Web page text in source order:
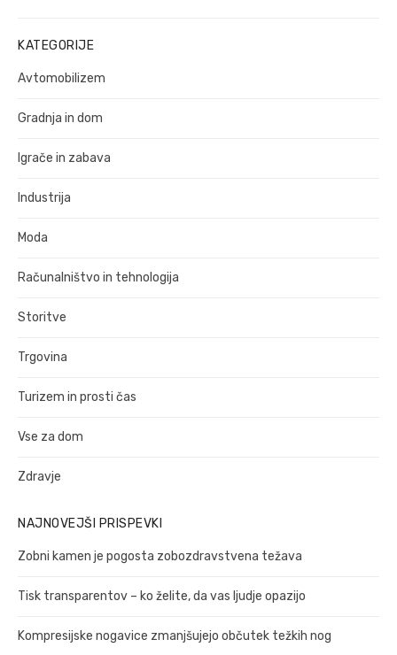
KATEGORIJE
Avtomobilizem
Gradnja in dom
Igrače in zabava
Industrija
Moda
Računalništvo in tehnologija
Storitve
Trgovina
Turizem in prosti čas
Vse za dom
Zdravje
NAJNOVEJŠI PRISPEVKI
Zobni kamen je pogosta zobozdravstvena težava
Tisk transparentov – ko želite, da vas ljudje opazijo
Kompresijske nogavice zmanjšujejo občutek težkih nog